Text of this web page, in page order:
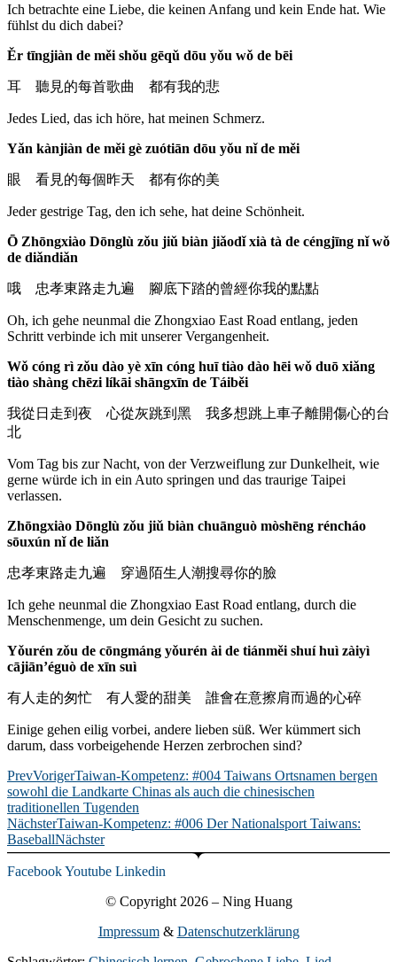
Ich betrachte eine Liebe, die keinen Anfang und kein Ende hat. Wie
fühlst du dich dabei?
Ěr tīngjiàn de měi shǒu gēqǔ dōu yǒu wǒ de bēi
耳 聽見的每首歌曲 都有我的悲
Jedes Lied, das ich höre, hat meinen Schmerz.
Yǎn kànjiàn de měi gè zuótiān dōu yǒu nǐ de měi
眼 看見的每個昨天 都有你的美
Jeder gestrige Tag, den ich sehe, hat deine Schönheit.
Ō Zhōngxiào Dōnglù zǒu jiǔ biàn jiǎodǐ xià tà de céngjīng nǐ wǒ
de diǎndiǎn
哦 忠孝東路走九遍 腳底下踏的曾經你我的點點
Oh, ich gehe neunmal die Zhongxiao East Road entlang, jeden
Schritt verbinde ich mit unserer Vergangenheit.
Wǒ cóng rì zǒu dào yè xīn cóng huī tiào dào hēi wǒ duō xiǎng
tiào shàng chēzi líkāi shāngxīn de Táiběi
我從日走到夜 心從灰跳到黑 我多想跳上車子離開傷心的台
北
Vom Tag bis zur Nacht, von der Verzweiflung zur Dunkelheit, wie
gerne würde ich in ein Auto springen und das traurige Taipei
verlassen.
Zhōngxiào Dōnglù zǒu jiǔ biàn chuānguò mòshēng réncháo
sōuxún nǐ de liǎn
忠孝東路走九遍 穿過陌生人潮搜尋你的臉
Ich gehe neunmal die Zhongxiao East Road entlang, durch die
Menschenmenge, um dein Gesicht zu suchen.
Yǒurén zǒu de cōngmáng yǒurén ài de tiánměi shuí huì zàiyì
cājiān’éguò de xīn suì
有人走的匆忙 有人愛的甜美 誰會在意擦肩而過的心碎
Einige gehen eilig vorbei, andere lieben süß. Wer kümmert sich
darum, dass vorbeigehende Herzen zerbrochen sind?
PrevVorigerTaiwan-Kompetenz: #004 Taiwans Ortsnamen bergen
sowohl die Landkarte Chinas als auch die chinesischen
traditionellen Tugenden
NächsterTaiwan-Kompetenz: #006 Der Nationalsport Taiwans:
BaseballNächster
FacebookYoutube Linkedin
© Copyright 2026 – Ning Huang
Impressum& Datenschutzerklärung